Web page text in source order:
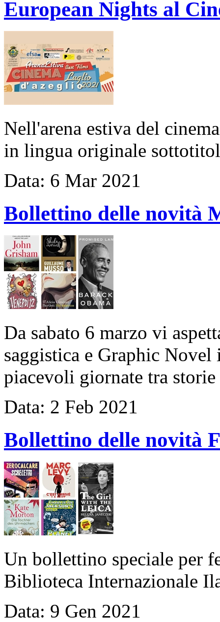
European Nights al
Nell'arena estiva del
in lingua originale
Data: 6 Mar 2021
Bollettino delle novità
Da sabato 6 marzo vi
saggistica e Graphic
piacevoli giornate tra
Data: 2 Feb 2021
Bollettino delle novità
Un bollettino speciale per
Biblioteca Internazionale
Data: 9 Gen 2021